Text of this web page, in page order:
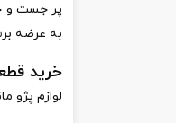
پر جست و
به عرضه
خرید
لوازم پژو